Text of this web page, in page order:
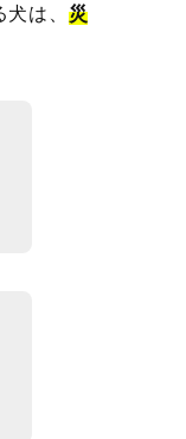
は、 災